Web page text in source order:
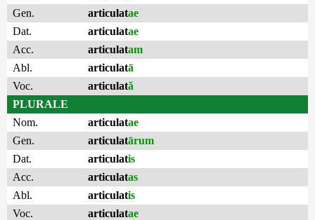
Gen.
articulatae
Dat.
articulatae
Acc.
articulatam
Abl.
articulatā
Voc.
articulată
PLURALE
Nom.
articulatae
Gen.
articulatārum
Dat.
articulatis
Acc.
articulatas
Abl.
articulatis
Voc.
articulatae